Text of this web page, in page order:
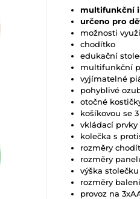
multifunkční
určeno pro
možnosti
chodítko
edukační
multifunkční
vyjímatelné
pohyblivé
otočné
košíkovou se
vkládací
kolečka s
rozměry
rozměry
výška stolečku
rozměry
provoz na